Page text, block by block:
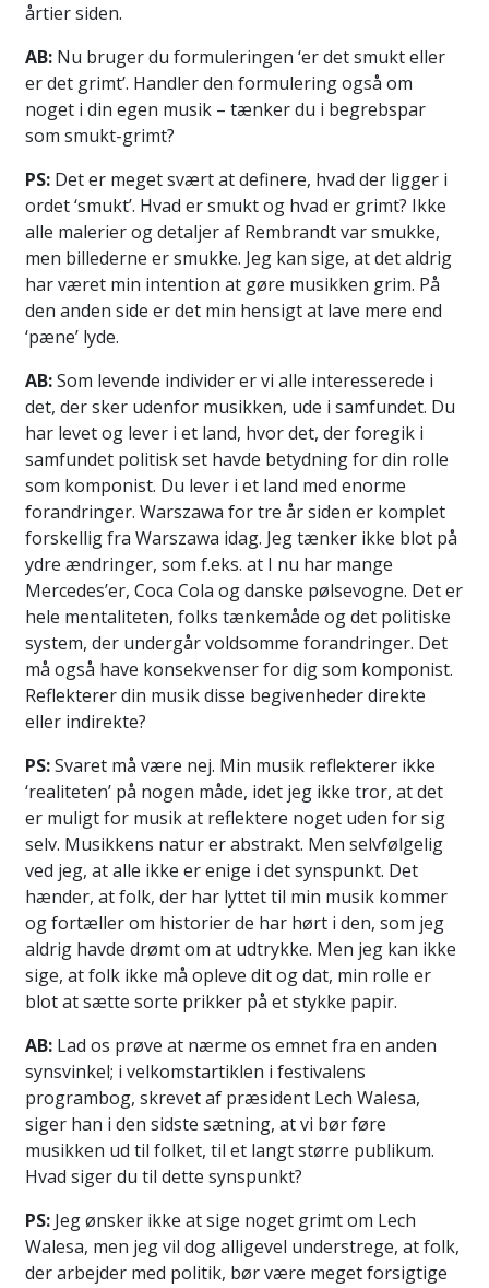
årtier siden.
AB: Nu bruger du formuleringen ‘er det smukt eller
er det grimt’. Handler den formulering også om
noget i din egen musik – tænker du i begrebspar
som smukt-grimt?
PS: Det er meget svært at definere, hvad der ligger i
ordet ‘smukt’. Hvad er smukt og hvad er grimt? Ikke
alle malerier og detaljer af Rembrandt var smukke,
men billederne er smukke. Jeg kan sige, at det aldrig
har været min intention at gøre musikken grim. På
den anden side er det min hensigt at lave mere end
‘pæne’ lyde.
AB:Som levende individer er vi alle interesserede i
det, der sker udenfor musikken, ude i samfundet. Du
har levet og lever i et land, hvor det, der foregik i
samfundet politisk set havde betydning for din rolle
som komponist. Du lever i et land med enorme
forandringer. Warszawa for tre år siden er komplet
forskellig fra Warszawa idag. Jeg tænker ikke blot på
ydre ændringer, som f.eks. at I nu har mange
Mercedes’er, Coca Cola og danske pølsevogne. Det er
hele mentaliteten, folks tænkemåde og det politiske
system, der undergår voldsomme forandringer. Det
må også have konsekvenser for dig som komponist.
Reflekterer din musik disse begivenheder direkte
eller indirekte?
PS:Svaret må være nej. Min musik reflekterer ikke
‘realiteten’ på nogen måde, idet jeg ikke tror, at det
er muligt for musik at reflektere noget uden for sig
selv. Musikkens natur er abstrakt. Men selvfølgelig
ved jeg, at alle ikke er enige i det synspunkt. Det
hænder, at folk, der har lyttet til min musik kommer
og fortæller om historier de har hørt i den, som jeg
aldrig havde drømt om at udtrykke. Men jeg kan ikke
sige, at folk ikke må opleve dit og dat, min rolle er
blot at sætte sorte prikker på et stykke papir.
AB: Lad os prøve at nærme os emnet fra en anden
synsvinkel; i velkomstartiklen i festivalens
programbog, skrevet af præsident Lech Walesa,
siger han i den sidste sætning, at vi bør føre
musikken ud til folket, til et langt større publikum.
Hvad siger du til dette synspunkt?
PS: Jeg ønsker ikke at sige noget grimt om Lech
Walesa, men jeg vil dog alligevel understrege, at folk,
der arbejder med politik, bør være meget forsigtige